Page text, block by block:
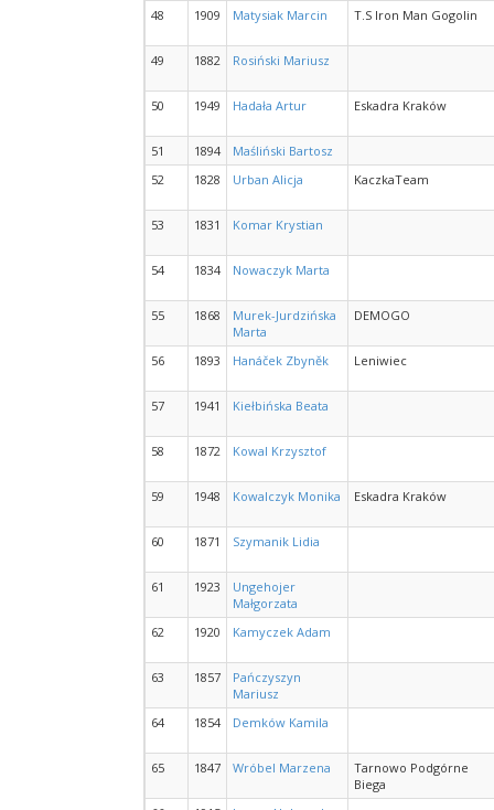
48 1909 Matysiak Marcin T.S Iron Man Gogolin
49 1882 Rosiński Mariusz
50 1949 Hadała Artur Eskadra Kraków
51 1894
Maśliński Bartosz
52
1828 Urban Alicja KaczkaTeam
53 1831 Komar Krystian
54 1834 Nowaczyk Marta
55 1868
Murek-Jurdzińska
Marta
DEMOGO
56 1893 Hanáček Zbyněk Leniwiec
57 1941 Kiełbińska Beata
58 1872 Kowal Krzysztof
59 1948 Kowalczyk Monika Eskadra Kraków
60 1871 Szymanik Lidia
61 1923
Ungehojer
Małgorzata
62
1920 Kamyczek Adam
63 1857
Pańczyszyn
Mariusz
64
1854 Demków Kamila
65 1847 Wróbel Marzena
Tarnowo Podgórne
Biega